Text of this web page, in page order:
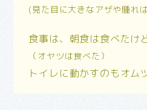
(見た目に大きなアザや腫れ
食事は、朝食は食べたけ
（オヤツは食べた）
トイレに動かすのもオム